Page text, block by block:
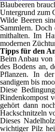
Blaubeeren
Untergrund zum
Wilde Beeren
Sammlern.
mithalten. Im
modernen
Tipps für den
Beim Anbau von
des Bodens an,
Pflanzen. In
sandigem bis
Diese
Rindenkompost
gehört dann
Hackschnitzeln
Dieses
wichtiger Pilz